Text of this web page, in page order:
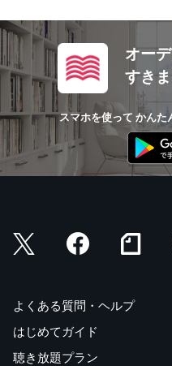
オー
すき
スマホを使って かんた
よくある質問・ヘルプ
はじめてガイド
聴き放題プラン